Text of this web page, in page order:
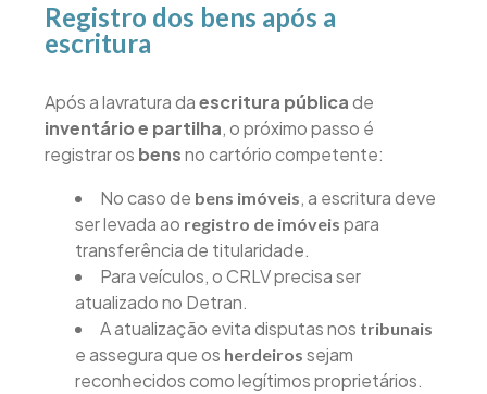
Registro dos bens após a
escritura
Após a lavratura daescritura públicade
inventário e partilha, o próximo passo é
registrar os bensno cartório competente:
No caso de bens imóveis, a escritura deve
ser levada ao registro de imóveis para
transferência de titularidade.
Para veículos, o CRLV precisa ser
atualizado no Detran.
A atualização evita disputas nos tribunais
e assegura que os herdeiros sejam
reconhecidos como legítimos proprietários.